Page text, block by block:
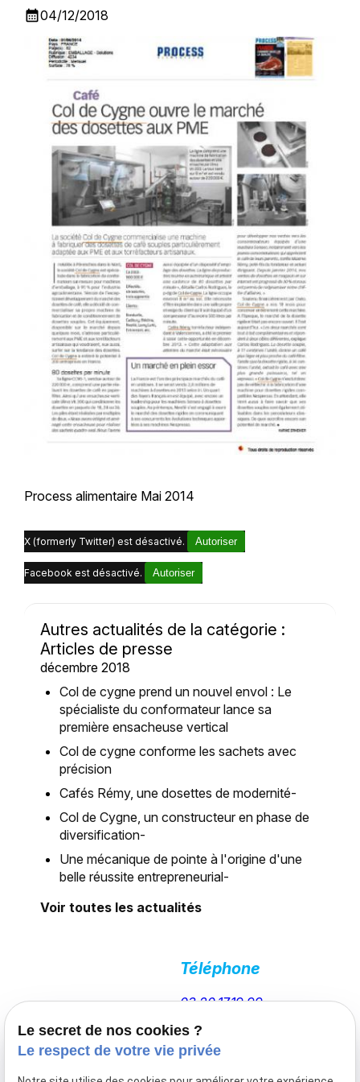
calendar_month04/12/2018
Process alimentaire Mai 2014
X (formerly Twitter) est désactivé. Autoriser
Facebook est désactivé. Autoriser
Autres actualités de la catégorie :
Articles de presse
décembre 2018
Col de cygne prend un nouvel envol : Le
spécialiste du conformateur lance sa
première ensacheuse vertical
Col de cygne conforme les sachets avec
précision
Cafés Rémy, une dosettes de modernité-
Col de Cygne, un constructeur en phase de
diversification-
Une mécanique de pointe à l'origine d'une
belle réussite entrepreneurial-
Voir toutes les actualités
fabricant de
conformateurs
et ensacheuse
Téléphone
03.20.17.19.99
Le secret de nos cookies ?
Le respect de votre vie privée